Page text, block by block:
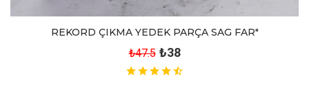
REKORD ÇIKMA YEDEK PARÇA SAG FAR"
₺47.5 ₺38